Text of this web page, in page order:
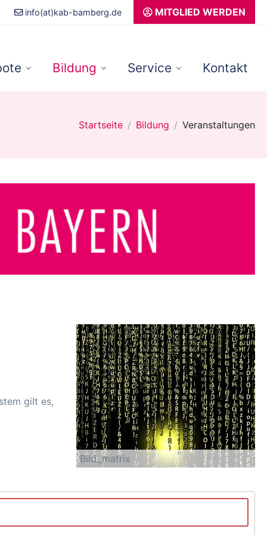
info(at)kab-bamberg.de MITGLIED WERDEN
Bildung Service Kontakt
Startseite Bildung Veranstaltungen
Bild_matrix
gilt es,